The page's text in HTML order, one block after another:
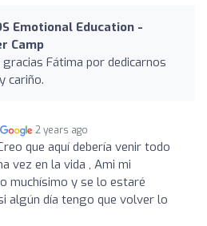
Emotional Education -
Camp
gracias Fátima por dedicarnos
cariño.
2 years ago
que aquí debería venir todo
vez en la vida , Ami mi
muchísimo y se lo estaré
algún día tengo que volver lo